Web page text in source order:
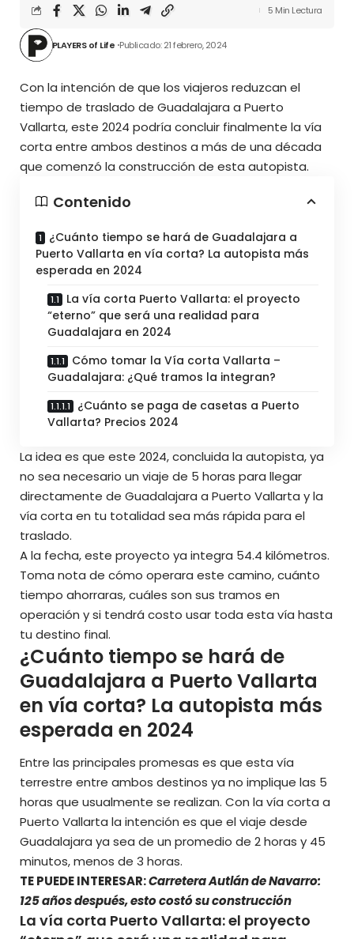
PLAYERS of Life Publicado: 21 febrero, 2024
5 Min Lectura
Con la intención de que los viajeros reduzcan el
tiempo de traslado de Guadalajara a Puerto
Vallarta, este 2024 podría concluir finalmente la vía
corta entre ambos destinos a más de una década
que comenzó la construcción de esta autopista.
Contenido
¿Cuánto tiempo se hará de Guadalajara a
Puerto Vallarta en vía corta? La autopista más
esperada en 2024
La vía corta Puerto Vallarta: el proyecto
“eterno” que será una realidad para
Guadalajara en 2024
Cómo tomar la Vía corta Vallarta –
Guadalajara: ¿Qué tramos la integran?
¿Cuánto se paga de casetas a Puerto
Vallarta? Precios 2024
La idea es que este 2024, concluida la autopista, ya
no sea necesario un viaje de 5 horas para llegar
directamente de Guadalajara a Puerto Vallarta y la
vía corta en tu totalidad sea más rápida para el
traslado.
A la fecha, este proyecto ya integra 54.4 kilómetros.
Toma nota de cómo operara este camino, cuánto
tiempo ahorraras, cuáles son sus tramos en
operación y si tendrá costo usar toda esta vía hasta
tu destino final.
¿Cuánto tiempo se hará de
Guadalajara a Puerto Vallarta
en vía corta? La autopista más
esperada en 2024
Entre las principales promesas es que esta vía
terrestre entre ambos destinos ya no implique las 5
horas que usualmente se realizan. Con la vía corta a
Puerto Vallarta la intención es que el viaje desde
Guadalajara ya sea de un promedio de 2 horas y 45
minutos, menos de 3 horas.
TE PUEDE INTERESAR:Carretera Autlán de Navarro:
125 años después, esto costó su construcción
La vía corta Puerto Vallarta: el proyecto